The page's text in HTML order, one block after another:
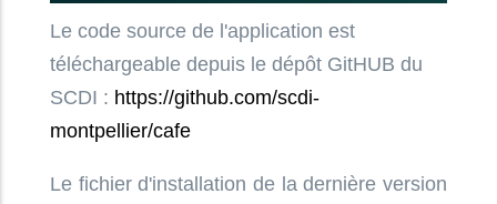
Le code source de l'application est
téléchargeable depuis le dépôt GitHUB du
SCDI : https://github.com/scdi-
montpellier/cafe
Le fichier d'installation de la dernière version